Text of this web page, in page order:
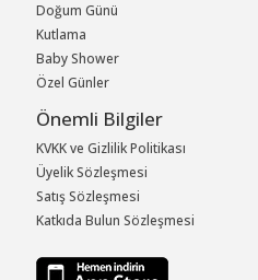
Doğum Günü
Kutlama
Baby Shower
Özel Günler
Önemli Bilgiler
KVKK ve Gizlilik Politikası
Üyelik Sözleşmesi
Satış Sözleşmesi
Katkıda Bulun Sözleşmesi